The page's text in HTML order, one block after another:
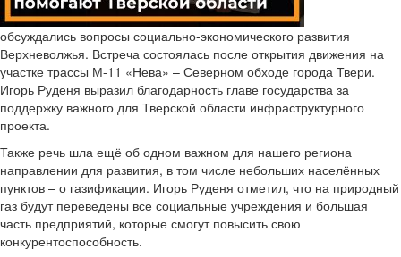
обсуждались вопросы социально-экономического развития
Верхневолжья. Встреча состоялась после открытия движения на
участке трассы М-11 «Нева» – Северном обходе города Твери.
Игорь Руденя выразил благодарность главе государства за
поддержку важного для Тверской области инфраструктурного
проекта.
Также речь шла ещё об одном важном для нашего региона
направлении для развития, в том числе небольших населённых
пунктов – о газификации. Игорь Руденя отметил, что на природный
газ будут переведены все социальные учреждения и большая
часть предприятий, которые смогут повысить свою
конкурентоспособность.